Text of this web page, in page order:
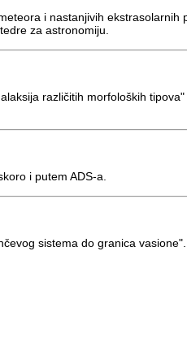
i nastanjivih ekstrasolarnih
za astronomiju.
različitih morfoloških
i putem ADS-a.
sistema do granica vasione".